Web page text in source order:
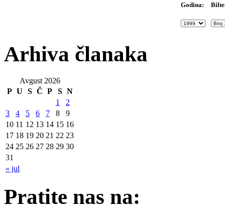
Godina:
Arhiva članaka
Avgust 2026
P U S Č P S N
« jul
1
2
3
4 5 6 7 8
9
10 11 12 13 14 15 16
17 18 19 20 21 22 23
24 25 26 27 28 29 30
31
Pratite nas na: